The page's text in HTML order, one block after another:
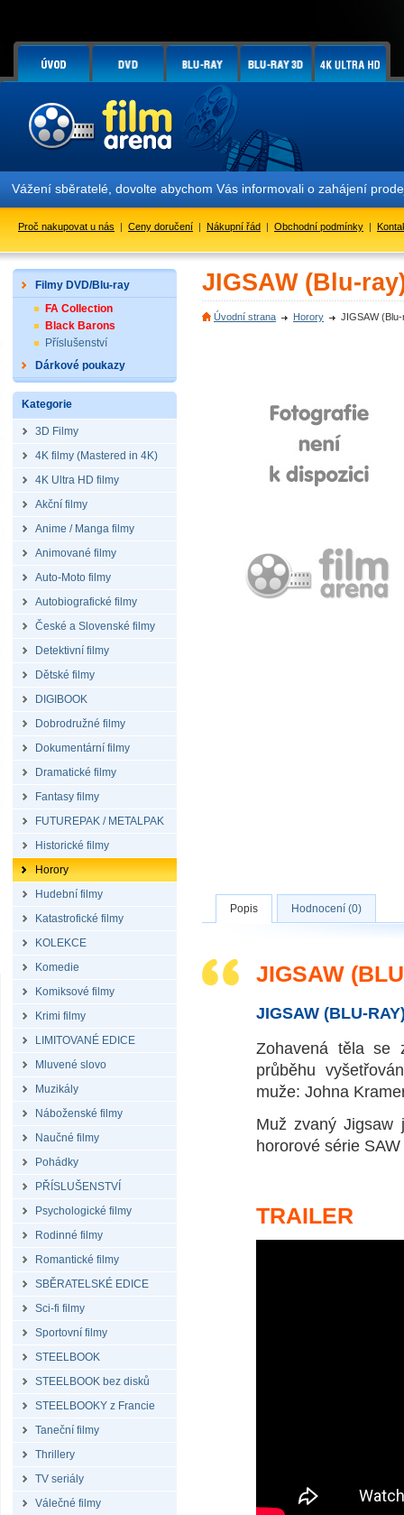
Vážení sběratelé, dovolte abychom Vás informovali o zahájení
Proč nakupovat u nás | Ceny doručení | Nákupní řád | Obchodní podmínky |
Filmy DVD/Blu-ray
FA Collection
Black Barons
Příslušenství
Dárkové poukazy
Kategorie
3D Filmy
4K filmy (Mastered in 4K)
4K Ultra HD filmy
Akční filmy
Anime / Manga filmy
Animované filmy
Auto-Moto filmy
Autobiografické filmy
České a Slovenské filmy
Detektivní filmy
Dětské filmy
DIGIBOOK
Dobrodružné filmy
Dokumentární filmy
Dramatické filmy
Fantasy filmy
FUTUREPAK / METALPAK
Historické filmy
Horory
Hudební filmy
Katastrofické filmy
KOLEKCE
Komedie
Komiksové filmy
Krimi filmy
LIMITOVANÉ EDICE
Mluvené slovo
Muzikály
Náboženské filmy
Naučné filmy
Pohádky
PŘÍSLUŠENSTVÍ
Psychologické filmy
Rodinné filmy
Romantické filmy
SBĚRATELSKÉ EDICE
Sci-fi filmy
Sportovní filmy
STEELBOOK
STEELBOOK bez disků
STEELBOOKY z Francie
Taneční filmy
Thrillery
TV seriály
Válečné filmy
JIGSAW (Blu-
Úvodní strana Horory JIGSAW
Popis Hodnocení (0)
JIGSAW
JIGSAW (BLU-
Zohavená těla se
průběhu
muže: Johna
Muž zvaný
hororové série
TRAILER